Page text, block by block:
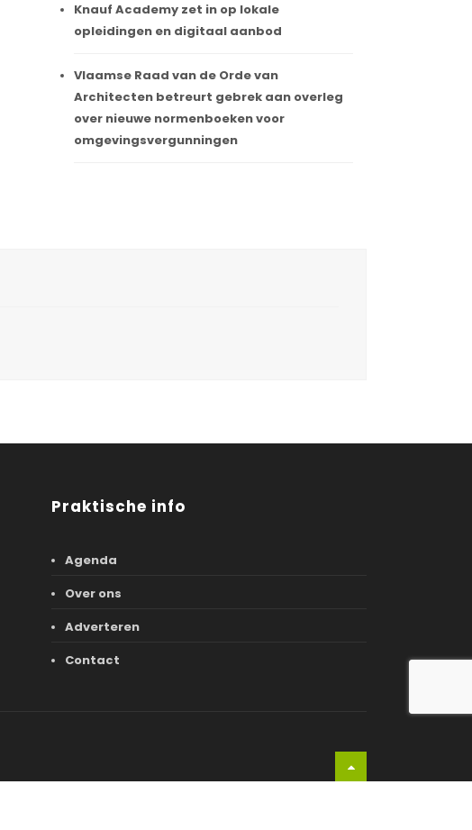
Knauf Academy zet in op lokale
opleidingen en digitaal aanbod
Vlaamse Raad van de Orde van
Architecten betreurt gebrek aan overleg
over nieuwe normenboeken voor
omgevingsvergunningen
Praktische info
Agenda
Over ons
Adverteren
Contact